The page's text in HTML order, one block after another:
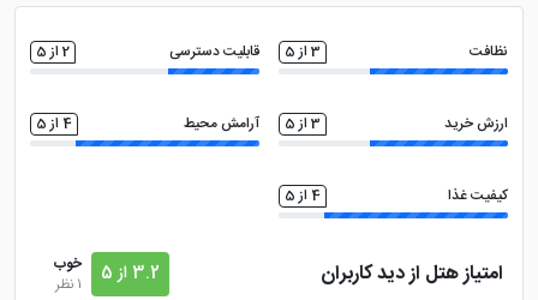
سالن بدنسازی مینی بار
نظافت 3 از 5 قابلیت دسترسی 2 از 5
ارزش خرید 3 از 5 آرامش محیط 4 از 5
کیفیت غذا 4 از 5
امتیاز هتل از دید کاربران 3.2 از 5
خوب
1 نظر